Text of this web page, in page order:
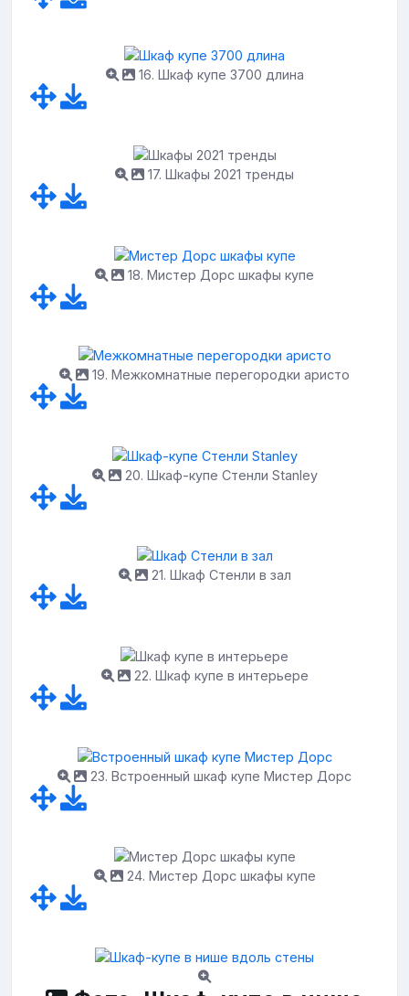
16. Шкаф купе 3700 длина
17. Шкафы 2021 тренды
18. Мистер Дорс шкафы купе
19. Межкомнатные перегородки аристо
20. Шкаф-купе Стенли Stanley
21. Шкаф Стенли в зал
22. Шкаф купе в интерьере
23. Встроенный шкаф купе Мистер Дорс
24. Мистер Дорс шкафы купе